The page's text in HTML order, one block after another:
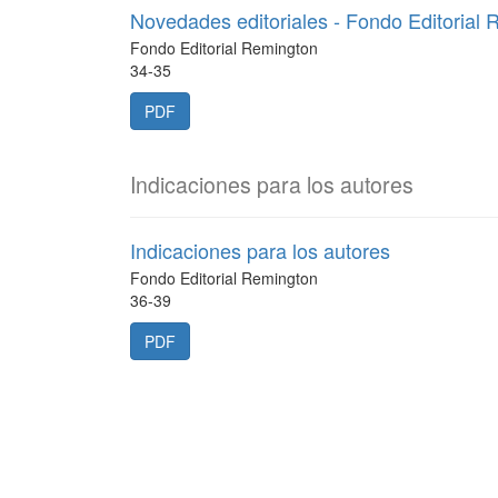
Novedades editoriales - Fondo Editorial
Fondo Editorial Remington
34-35
PDF
Indicaciones para los autores
Indicaciones para los autores
Fondo Editorial Remington
36-39
PDF